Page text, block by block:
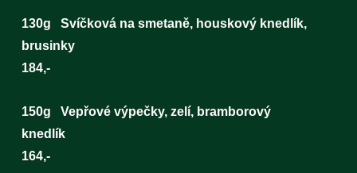
130g Svíčková na smetaně, houskový knedlík,
brusinky
184,-
150g Vepřové výpečky, zelí, bramborový
knedlík
164,-